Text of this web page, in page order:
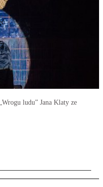
ludu” Jana Klaty ze